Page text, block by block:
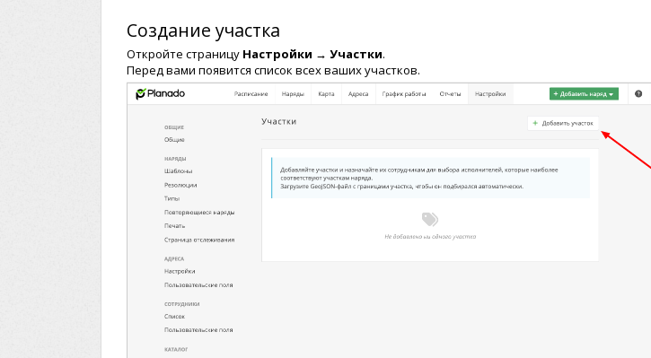
Создание участка
Откройте страницу Настройки → Участки.
Перед вами появится список всех ваших участков.